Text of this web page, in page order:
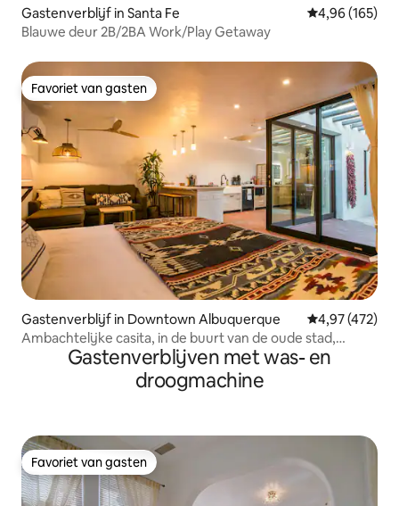
Gastenverblijf in Santa Fe Gemiddelde
4,96 (165)
Blauwe deur 2B/2BA Work/Play Getaway
Favoriet van gasten
Favoriet van gasten
Gastenverblijf in Downtown Albuquerque Gemiddelde
4,97 (472)
Ambachtelijke casita, in de buurt van de oude stad,
volledig gevuld!
Gastenverblijven met was- en
droogmachine
Favoriet van gasten
Favoriet van gasten